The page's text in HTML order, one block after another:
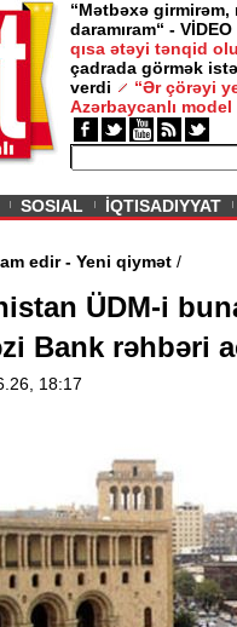
“Mətbəxə girmirəm,
daramıram“ - VİDEO
qısa ətəyi tənqid
çadrada görmək
verdi
“Ər çörəyi
Azərbaycanlı model
SOSIAL İQTISADIYYAT
davam edir - Yeni qiymət
ÜDM-i
Bank rəhbəri
18:17